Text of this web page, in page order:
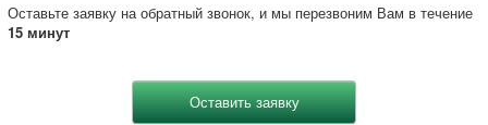
Оставьте заявку на обратный звонок, и мы перезвоним Вам в течение
15 минут